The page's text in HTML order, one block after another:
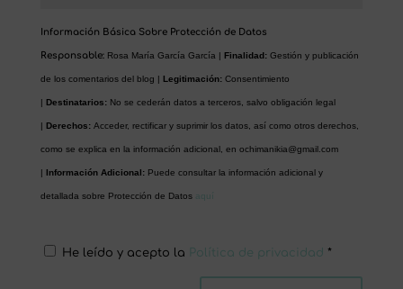
Información Básica Sobre Protección de Datos
Responsable: Rosa María García García | Finalidad: Gestión y publicación
de los comentarios del blog | Legitimación: Consentimiento
Destinatarios: No se cederán datos a terceros, salvo obligación legal
Derechos: Acceder, rectificar y suprimir los datos, así como otros derechos,
como se explica en la información adicional, en ochimanikia@gmail.com
Información Adicional: Puede consultar la información adicional y
detallada sobre Protección de Datos aquí
He leído y acepto la Política de privacidad *